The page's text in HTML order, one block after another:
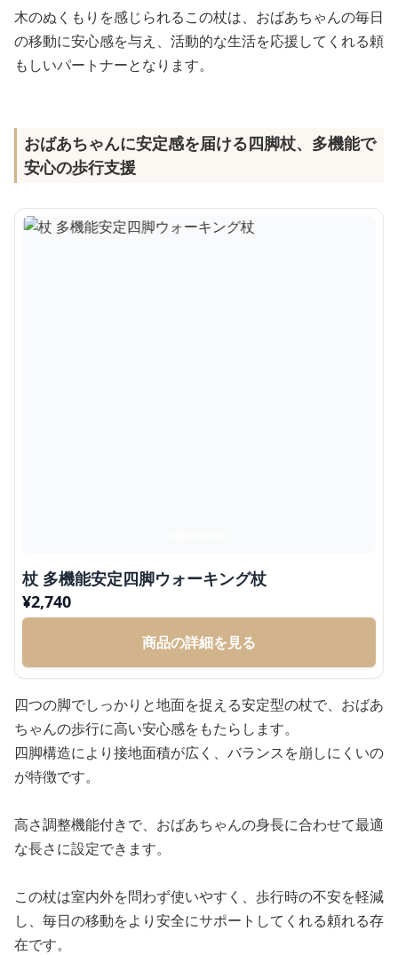
木のぬくもりを感じられるこの杖は、おばあちゃんの毎日
の移動に安心感を与え、活動的な生活を応援してくれる頼
もしいパートナーとなります。
おばあちゃんに安定感を届ける四脚杖、多機能で
安心の歩行支援
杖 多機能安定四脚ウォーキング杖
¥2,740
商品の詳細を見る
四つの脚でしっかりと地面を捉える安定型の杖で、おばあ
ちゃんの歩行に高い安心感をもたらします。
四脚構造により接地面積が広く、バランスを崩しにくいの
が特徴です。
高さ調整機能付きで、おばあちゃんの身長に合わせて最適
な長さに設定できます。
この杖は室内外を問わず使いやすく、歩行時の不安を軽減
し、毎日の移動をより安全にサポートしてくれる頼れる存
在です。